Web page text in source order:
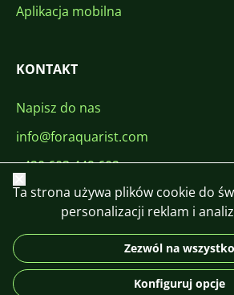
Aplikacja mobilna
KONTAKT
Napisz do nas
info@foraquarist.com
+420 603 449 602
Zamknij
Ta strona używa plików cookie do
personalizacji reklam i
Zezwól na wszystko
Konfiguruj opcje